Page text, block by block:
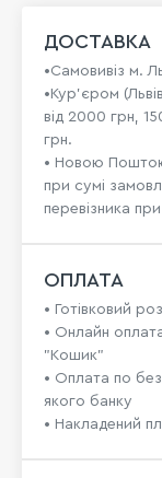
ДОСТАВКА
•Самовивіз м.
•Кур'єром
від 2000 грн,
грн.
• Новою
при сумі
перевізника
ОПЛАТА
• Готівковий
• Онлайн
"Кошик"
• Оплата по
якого банку
• Накладений